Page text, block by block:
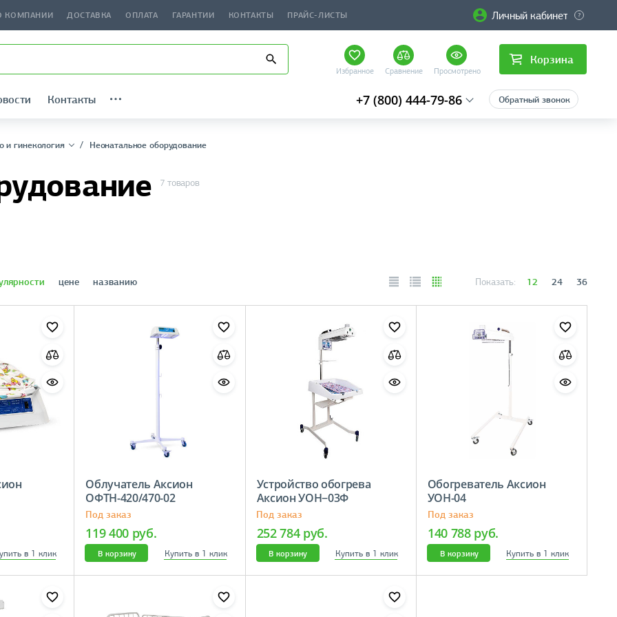
КОМПАНИИ ДОСТАВКА ОПЛАТА ГАРАНТИИ КОНТАКТЫ ПРАЙС-ЛИСТЫ Личный кабинет
Избранное Сравнение Просмотрено
Корзина
Контакты +7 (800) 444-79-86 Обратный звонок
и гинекология Неонатальное оборудование
7 товаров
цене названию Показать: 12 24 36
в 1 клик
Облучатель Аксион
ОФТН-420/470-02
Под заказ
119 400 руб.
В корзину Купить в 1 клик
Устройство обогрева
Аксион УОН−03Ф
Под заказ
252 784 руб.
В корзину Купить в 1 клик
Обогреватель Аксион
УОН-04
Под заказ
140 788 руб.
В корзину Купить в 1 клик